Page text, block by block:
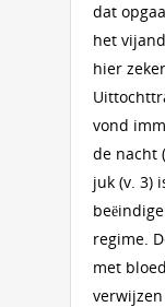
dat
het
hier
vond
de nacht
juk (v. 3)
regime.
met